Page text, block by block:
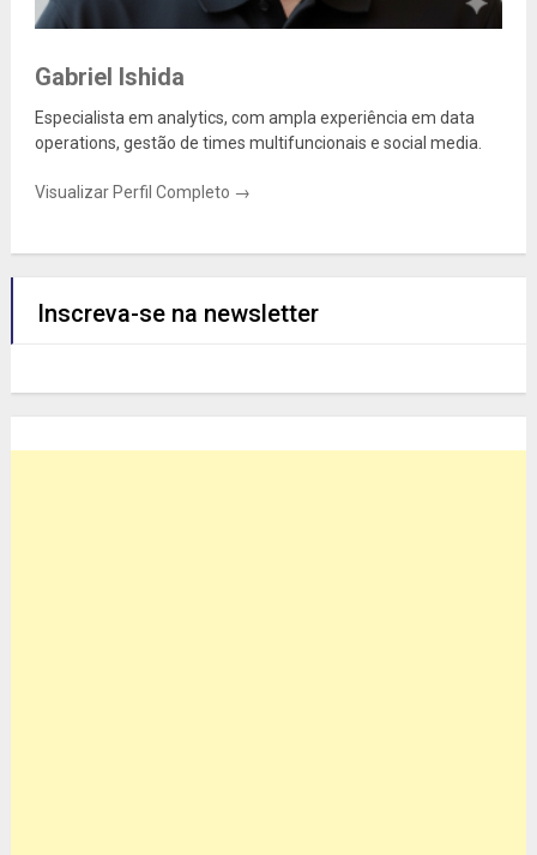
Gabriel Ishida
Especialista em analytics, com ampla experiência em data
operations, gestão de times multifuncionais e social media.
Visualizar Perfil Completo →
Inscreva-se na newsletter